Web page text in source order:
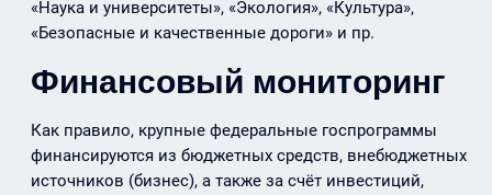
«Наука и университеты», «Экология», «Культура»,
«Безопасные и качественные дороги» и пр.
Финансовый мониторинг
Как правило, крупные федеральные госпрограммы
финансируются из бюджетных средств, внебюджетных
источников (бизнес), а также за счёт инвестиций,